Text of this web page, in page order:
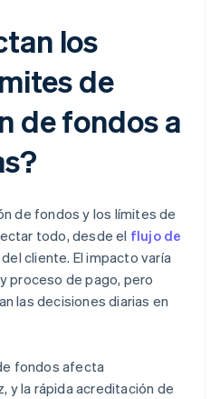
los
de
de fondos a
de fondos y los límites de
todo, desde el flujo de
cliente. El impacto varía
proceso de pago, pero
las decisiones diarias en
fondos afecta
y la rápida acreditación de